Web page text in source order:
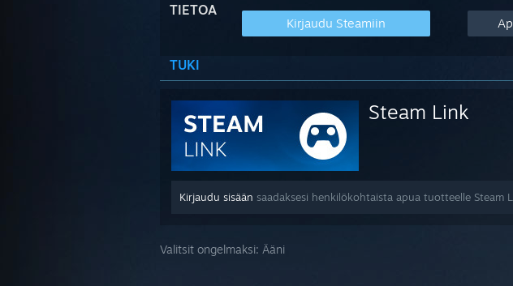
TIETOA
TUKI
Kirjaudu Steamiin
Steam Link
Kirjaudu sisään saadaksesi henkilökohtaista apua tuotteelle Steam
Valitsit ongelmaksi: Ääni